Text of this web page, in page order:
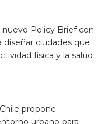
nuevo Policy Brief con
diseñar ciudades que
física y la salud
propone
urbano para